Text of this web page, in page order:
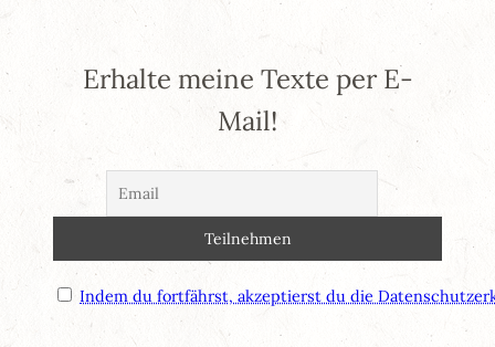
Erhalte meine Texte per E-
Mail!
Indem du fortfährst, akzeptierst du die